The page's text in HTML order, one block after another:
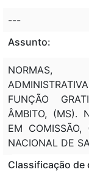
---
Assunto:
NORMAS,
FUNÇÃO
ÂMBITO, (MS).
EM COMISSÃO,
NACIONAL DE
Classificação de